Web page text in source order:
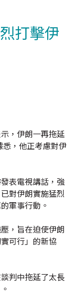
打擊伊
，伊朗一再拖延
，他正考慮對伊
表電視講話，強
對伊朗實施猛烈
軍事行動。
，旨在迫使伊朗
可行」的新協
判中拖延了太長